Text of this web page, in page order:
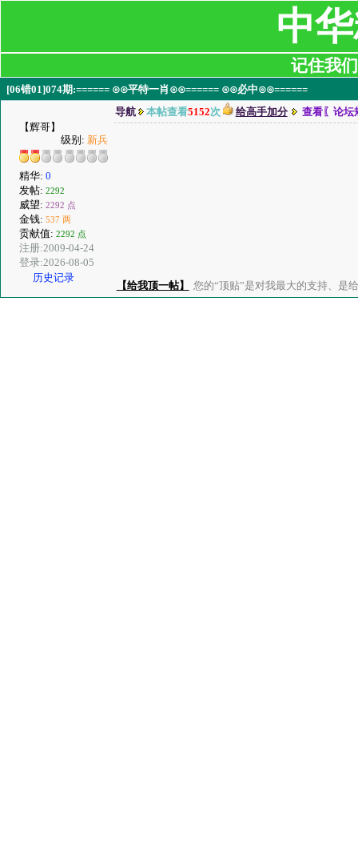
中
记住我
[06错01]074期:====== ⊙⊙平特一肖⊙⊙====== ⊙⊙必中⊙⊙======
【辉哥】
级别: 新兵
精华: 0
发帖: 2292
威望: 2292 点
金钱: 537 两
贡献值: 2292 点
注册:2009-04-24
登录:2026-08-05
历史记录
导航 本帖查看5152次 给高手加分 查看〖论坛
【给我顶一帖】 您的“顶贴”是对我最大的支持、是